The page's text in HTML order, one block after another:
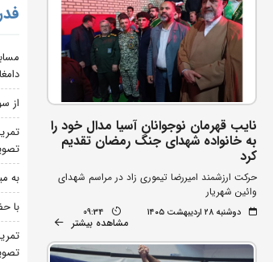
نایب قهرمان نوجوانان آسیا مدال خود را
به خانواده شهدای جنگ رمضان تقدیم
کرد
حرکت ارزشمند امیررضا تیموری زاد در مراسم شهدای
وائین شهریار
دوشنبه ۲۸ اردیبهشت ۱۴۰۵ 09:34
مشاهده بیشتر
از
به
با حضور ۲۲۴